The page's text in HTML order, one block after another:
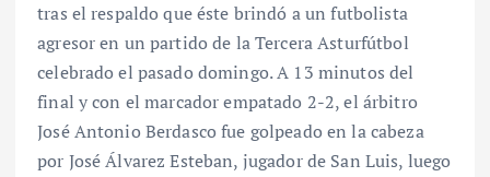
tras el respaldo que éste brindó a un futbolista
agresor en un partido de la Tercera Asturfútbol
celebrado el pasado domingo. A 13 minutos del
final y con el marcador empatado 2-2, el árbitro
José Antonio Berdasco fue golpeado en la cabeza
por José Álvarez Esteban, jugador de San Luis, luego